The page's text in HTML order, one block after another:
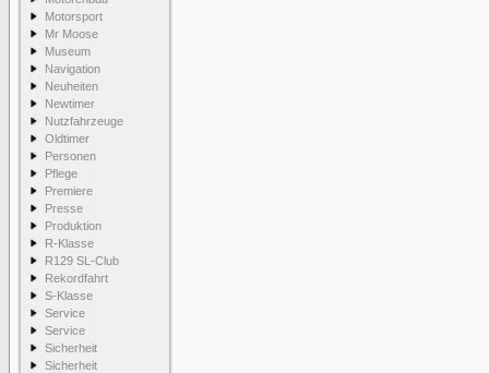
Motorsport
Mr Moose
Museum
Navigation
Neuheiten
Newtimer
Nutzfahrzeuge
Oldtimer
Personen
Pflege
Premiere
Presse
Produktion
R-Klasse
R129 SL-Club
Rekordfahrt
S-Klasse
Service
Service
Sicherheit
Sicherheit